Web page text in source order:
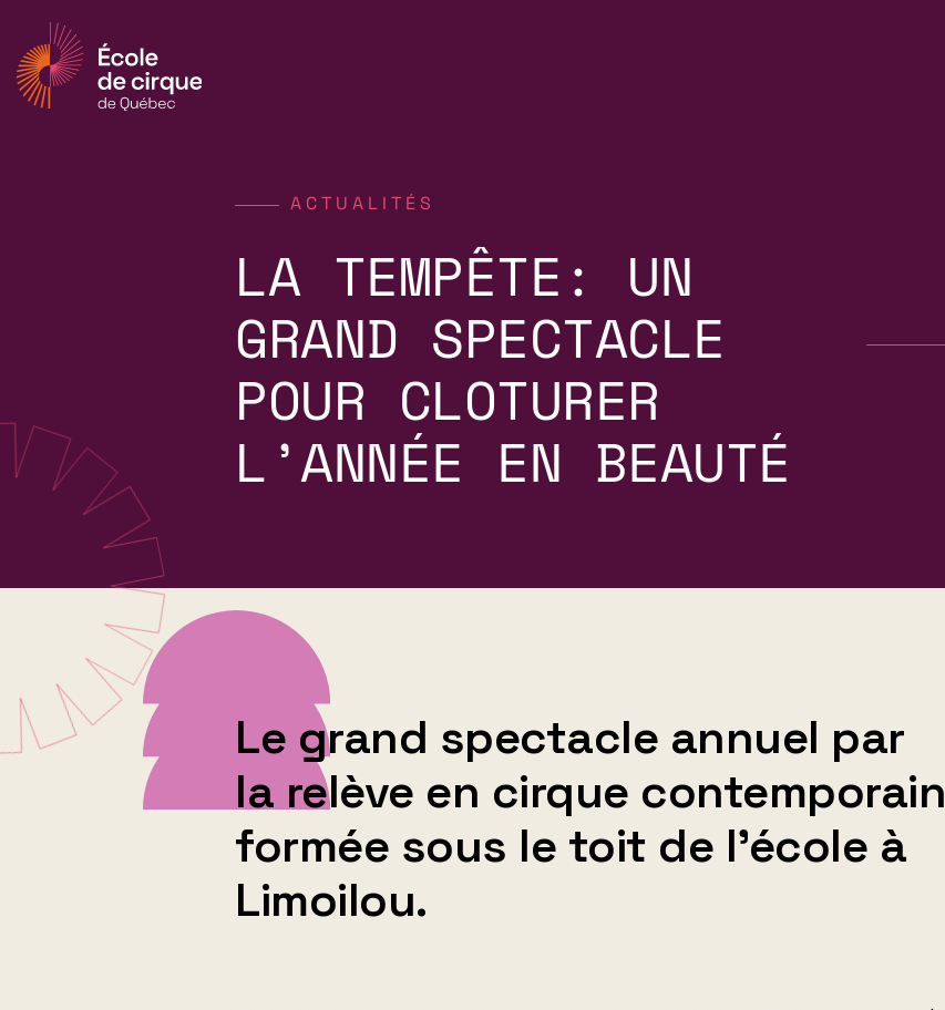
ACTUALITÉS
LA TEMPÊTE: UN
GRAND SPECTACLE
POUR CLOTURER
L’ANNÉE EN BEAUTÉ
Le grand spectacle annuel par
la relève en cirque contemporain
formée sous le toit de l'école à
Limoilou.